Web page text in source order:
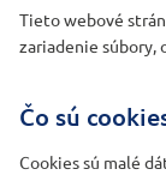
Tieto webové
zariadenie súbory,
Čo sú
Cookies sú malé